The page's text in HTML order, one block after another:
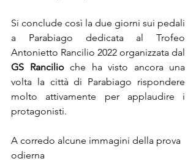
Si conclude così la due giorni sui pedali
a Parabiago dedicata al Trofeo
GS Rancilio che ha visto ancora una
volta la città di Parabiago rispondere
molto attivamente per applaudire i
protagonisti.
A corredo alcune immagini della prova
odierna